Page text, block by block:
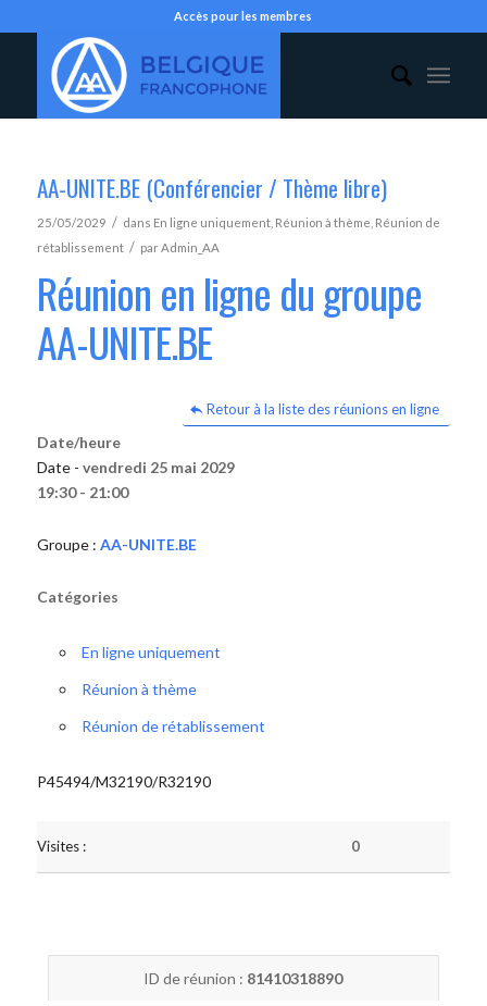
Accès pour les membres
AA-UNITE.BE (Conférencier / Thème libre)
25/05/2029 / dans En ligne uniquement, Réunion à thème Réunion de
rétablissement / parAdmin_AA
Réunion en ligne du groupe
AA-UNITE.BE
Retour à la liste des réunions en ligne
Date/heure
Date - vendredi 25 mai 2029
19:30 - 21:00
Groupe : AA-UNITE.BE
Catégories
En ligne uniquement
Réunion à thème
Réunion de rétablissement
P45494/M32190/R32190
Visites : 0
ID de réunion : 81410318890